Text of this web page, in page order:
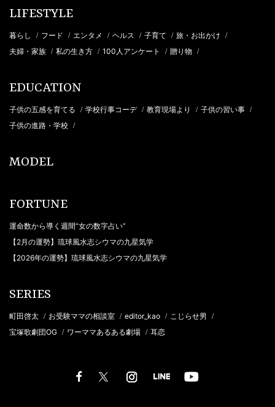
LIFESTYLE
暮らし / フード / エンタメ / ヘルス / 子育て / 旅・お出かけ /
夫婦・家族 / 私の生き方 / 100人アンケート / 贈り物 /
EDUCATION
子供の五感を育てる / 学校行事コーデ / 教育現場より / 子供の習い事 /
子供の進路・学校 /
MODEL
FORTUNE
運命数から導く週間“女の数字占い”
【2月の運勢】琉球風水志シウマの九星気学
【2026年の運勢】琉球風水志シウマの九星気学
SERIES
町田啓太 / お受験ママの相談室 / editor_kao / こじらせ男 /
宝塚歌劇団OG / ワーママあるある劇場 / 耳恋